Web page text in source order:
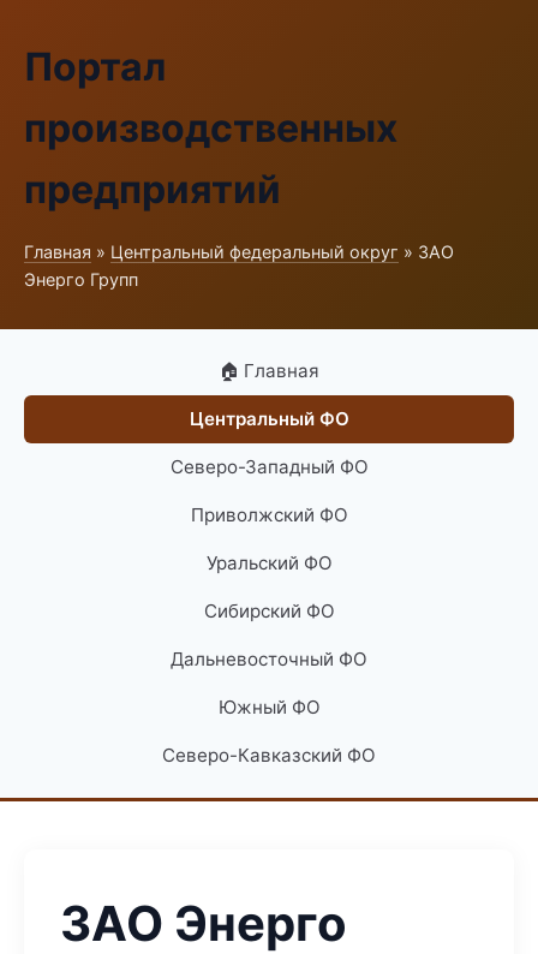
Портал
производственных
предприятий
Главная » Центральный федеральный округ » ЗАО
Энерго Групп
🏠 Главная
Центральный ФО
Северо-Западный ФО
Приволжский ФО
Уральский ФО
Сибирский ФО
Дальневосточный ФО
Южный ФО
Северо-Кавказский ФО
ЗАО Энерго